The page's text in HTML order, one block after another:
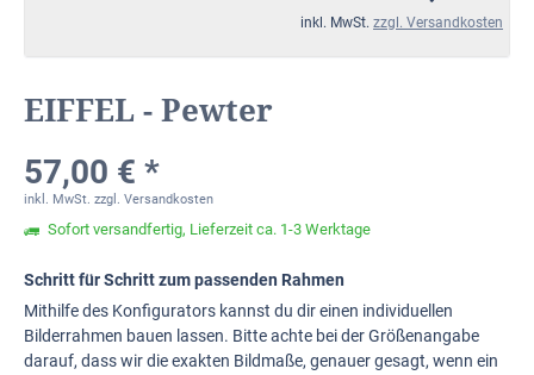
inkl. MwSt. zzgl. Versandkosten
EIFFEL - Pewter
57,00 € *
inkl. MwSt. zzgl. Versandkosten
Sofort versandfertig, Lieferzeit ca. 1-3 Werktage
Schritt für Schritt zum passenden Rahmen
Mithilfe des Konfigurators kannst du dir einen individuellen
Bilderrahmen bauen lassen. Bitte achte bei der Größenangabe
darauf, dass wir die exakten Bildmaße, genauer gesagt, wenn ein